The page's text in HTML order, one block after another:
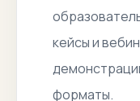
кейсы и
форматы.